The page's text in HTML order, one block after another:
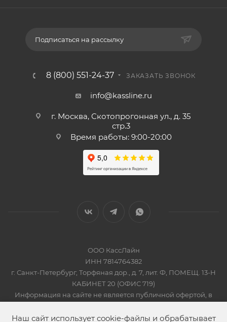
Подписаться на рассылку
8 (800) 551-24-37 ЗАКАЗАТЬ ЗВОНОК
info@kassline.ru
г. Москва, Скотопрогонная ул., д. 35
стр.3
Время работы: 9:00-20:00
ООО КассЛайн
ИНН 7814764382
г. Санкт-Петербург, Торфяная дор., д. 7, лит. Ф, ПОМЕЩ. 13-Н
КАБИНЕТ 20 (ОФИС 719)
Информация на сайте не является публичной офертой, в
2019-2026 © КАССЛАЙН
Наш сайт использует cookie-файлы и обрабатывает